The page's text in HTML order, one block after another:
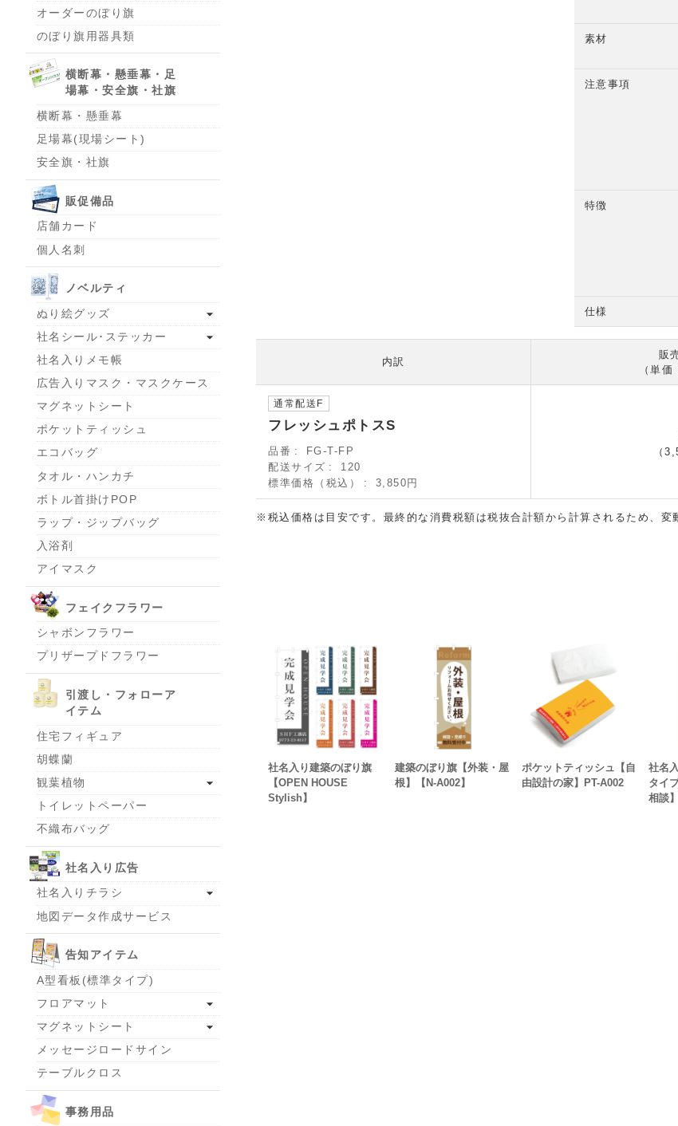
素材
注意事項
特徴
仕様
内訳
販
（単
通常配送F
フレッシュポトスS
品番
FG-T-FP
配送サイズ
120
標準価格（税込）
3,850円
（
※税込価格は目安です。最終的な消費税額は税抜合計額から計算されるため、変
社名入り建築のぼり旗
【OPEN HOUSE
Stylish】
建築のぼり旗【外装・屋
根】【N-A002】
ポケットティッシュ【自
由設計の家】PT-A002
社名
タイ
相談】
オーダーのぼり旗
のぼり旗用器具類
横断幕・懸垂幕・足
場幕・安全旗・社旗
横断幕・懸垂幕
足場幕(現場シート)
安全旗・社旗
販促備品
店舗カード
個人名刺
ノベルティ
ぬり絵グッズ
社名シール･ステッカー
社名入りメモ帳
広告入りマスク・マスクケース
マグネットシート
ポケットティッシュ
エコバッグ
タオル・ハンカチ
ボトル首掛けPOP
ラップ・ジップバッグ
入浴剤
アイマスク
フェイクフラワー
シャボンフラワー
プリザープドフラワー
引渡し・フォローア
イテム
住宅フィギュア
胡蝶蘭
観葉植物
トイレットペーパー
不織布バッグ
社名入り広告
社名入りチラシ
地図データ作成サービス
告知アイテム
A型看板(標準タイプ)
フロアマット
マグネットシート
メッセージロードサイン
テーブルクロス
事務用品